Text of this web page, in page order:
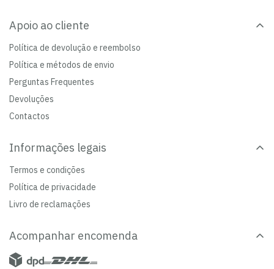
Apoio ao cliente
Política de devolução e reembolso
Política e métodos de envio
Perguntas Frequentes
Devoluções
Contactos
Informações legais
Termos e condições
Política de privacidade
Livro de reclamações
Acompanhar encomenda